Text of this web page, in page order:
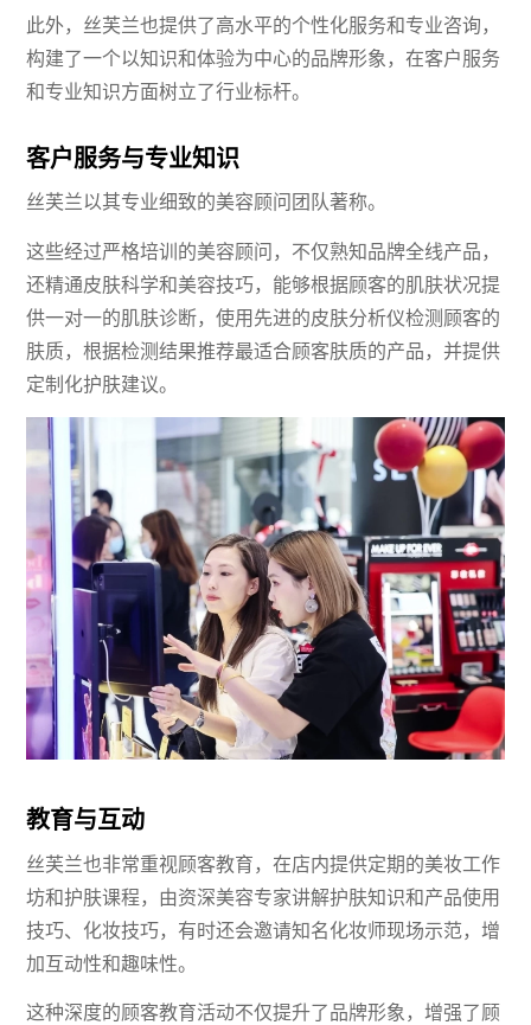
此外，丝芙兰也提供了高水平的个性化服务和专业咨询，
构建了一个以知识和体验为中心的品牌形象，在客户服务
和专业知识方面树立了行业标杆。
客户服务与专业知识
丝芙兰以其专业细致的美容顾问团队著称。
这些经过严格培训的美容顾问，不仅熟知品牌全线产品，
还精通皮肤科学和美容技巧，能够根据顾客的肌肤状况提
供一对一的肌肤诊断，使用先进的皮肤分析仪检测顾客的
肤质，根据检测结果推荐最适合顾客肤质的产品，并提供
定制化护肤建议。
教育与互动
丝芙兰也非常重视顾客教育，在店内提供定期的美妆工作
坊和护肤课程，由资深美容专家讲解护肤知识和产品使用
技巧、化妆技巧，有时还会邀请知名化妆师现场示范，增
加互动性和趣味性。
这种深度的顾客教育活动不仅提升了品牌形象，增强了顾